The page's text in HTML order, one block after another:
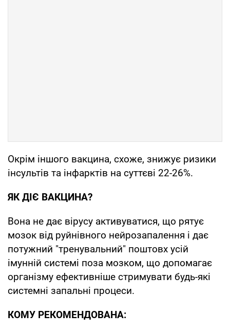
Окрім іншого вакцина, схоже, знижує ризики
інсультів та інфарктів на суттєві 22-26%.
ЯК ДІЄ ВАКЦИНА?
Вона не дає вірусу активуватися, що рятує
мозок від руйнівного нейрозапалення і дає
потужний "тренувальний" поштовх усій
імунній системі поза мозком, що допомагає
організму ефективніше стримувати будь-які
системні запальні процеси.
КОМУ РЕКОМЕНДОВАНА: